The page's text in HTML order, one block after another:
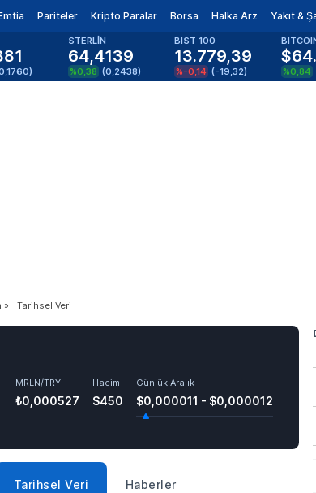
Pariteler Kripto Paralar Borsa Halka Arz Yakıt &
)
STERLİN
64,4139
%0,38 (0,2438)
BIST 100
13.779,39
%-0,14 (-19,32) %0,84
» Tarihsel Veri
MRLN/TRY
₺0,000527
Hacim
$450
Günlük Aralık
$0,000011 - $0,000012
Tarihsel Veri Haberler